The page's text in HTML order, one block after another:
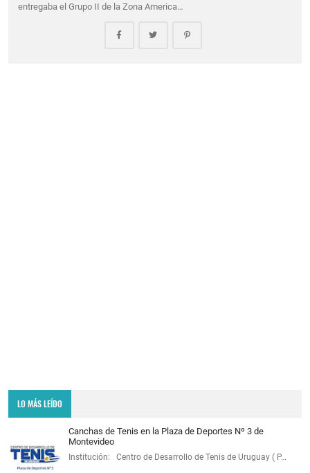
entregaba el Grupo II de la Zona America…
LO MÁS LEÍDO
Canchas de Tenis en la Plaza de Deportes Nº 3 de
Montevideo
Institución: Centro de Desarrollo de Tenis de Uruguay ( P…